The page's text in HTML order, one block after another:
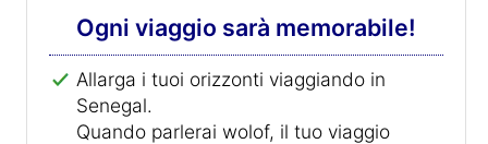
Ogni viaggio sarà memorabile!
Allarga i tuoi orizzonti viaggiando in
Senegal.
Quando parlerai wolof, il tuo viaggio